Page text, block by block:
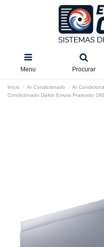
Menu Procurar
Início Ar Condicionado Ar
Condicionado Daikin Emura Prateado